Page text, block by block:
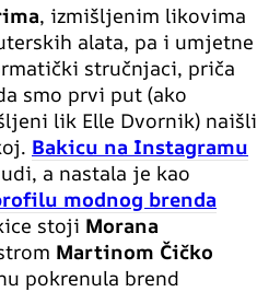
, izmišljenim likovima
alata, pa i umjetne
stručnjaci, priča
smo prvi put (ako
lik Elle Dvornik) naišli
Bakicu na Instagramu
a nastala je kao
modnog brenda
stoji Morana
Martinom Čičko
pokrenula brend